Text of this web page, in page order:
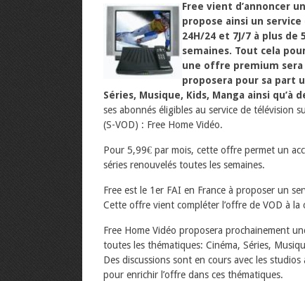
Free vient d’annoncer
propose ainsi un
24H/24 et 7J/7 à plus
semaines. Tout cela
une offre premium sera
proposera pour sa part
Séries, Musique, Kids, Manga ainsi
ses abonnés éligibles au service de télévision
(S-VOD) : Free Home Vidéo.
Pour 5,99€ par mois, cette offre permet un
séries renouvelés toutes les semaines.
Free est le 1er FAI en France à proposer un
Cette offre vient compléter l’offre de VOD à la
Free Home Vidéo proposera prochainement
toutes les thématiques: Cinéma, Séries,
Des discussions sont en cours avec les
pour enrichir l’offre dans ces thématiques.